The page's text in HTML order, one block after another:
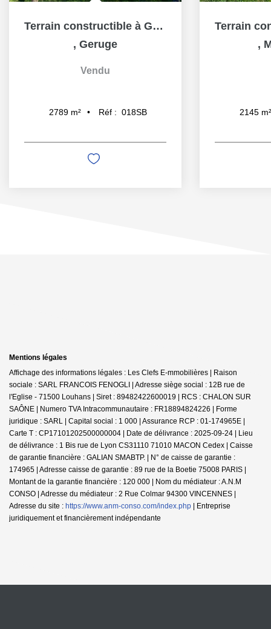
Terrain constructible à Geruge (39570)
, Geruge
Vendu
2789 m² Réf : 018SB
,
2145 m²
Mentions légales
Affichage des informations légales : Les Clefs E-mmobilières | Raison
sociale : SARL FRANCOIS FENOGLI | Adresse siège social : 12B rue de
l'Eglise - 71500 Louhans | Siret : 89482422600019 | RCS : CHALON SUR
SAÔNE | Numero TVA Intracommunautaire : FR18894824226 | Forme
juridique : SARL | Capital social : 1 000 | Assurance RCP : 01-174965E |
Carte T : CP17101202500000004 | Date de délivrance : 2025-09-24 | Lieu
de délivrance : 1 Bis rue de Lyon CS31110 71010 MACON Cedex | Caisse
de garantie financière : GALIAN SMABTP. | N° de caisse de garantie :
174965 | Adresse caisse de garantie : 89 rue de la Boetie 75008 PARIS |
Montant de la garantie financière : 120 000 | Nom du médiateur : A.N.M
CONSO | Adresse du médiateur : 2 Rue Colmar 94300 VINCENNES |
Adresse du site : https://www.anm-conso.com/index.php | Entreprise
juridiquement et financièrement indépendante